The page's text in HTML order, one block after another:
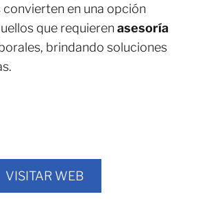
en una opción
que requieren asesoría
brindando soluciones
VISITAR WEB